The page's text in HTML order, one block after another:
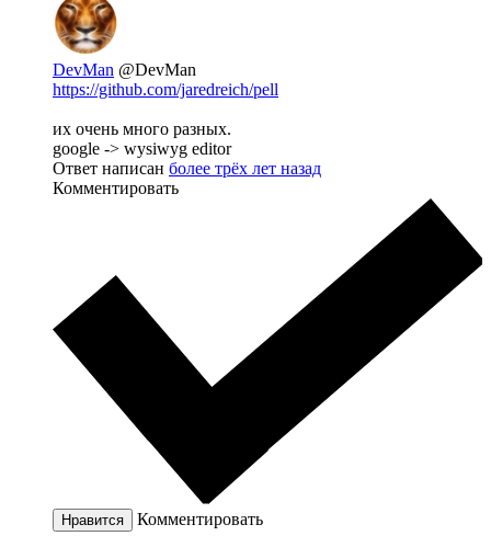
DevMan @DevMan
https://github.com/jaredreich/pell
их очень много разных.
google -> wysiwyg editor
Ответ написан более трёх лет назад
Комментировать
Нравится Комментировать